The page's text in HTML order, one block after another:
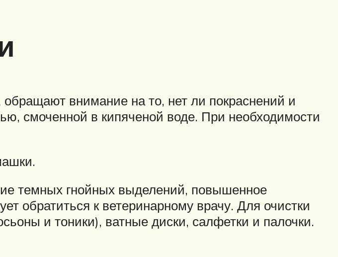
внимание на то, нет ли покраснений и
смоченной в кипяченой воде. При необходимости
темных гнойных выделений, повышенное
обратиться к ветеринарному врачу. Для очистки
и тоники), ватные диски, салфетки и палочки.